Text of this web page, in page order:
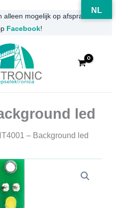
mogelijk op afspraak
Facebook!
led
– Background led
NL